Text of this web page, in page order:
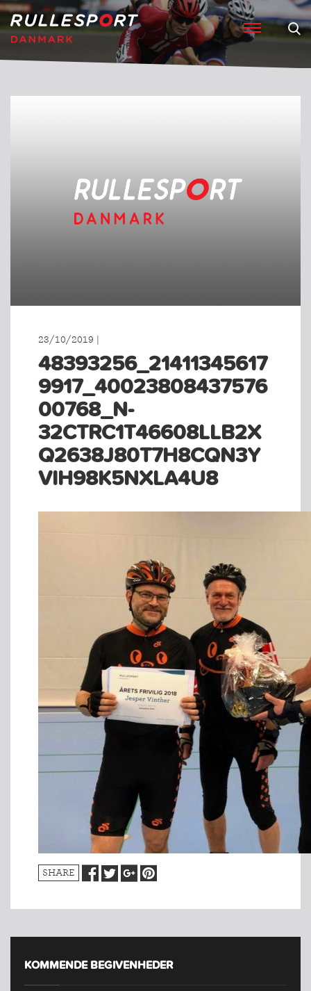
23/10/2019 |
48393256_21411345617
9917_40023808437576
00768_N-
32CTRC1T46608LLB2X
Q2638J80T7H8CQN3Y
VIH98K5NXLA4U8
SHARE
KOMMENDE BEGIVENHEDER